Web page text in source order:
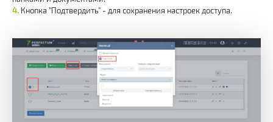
Кнопка "Подтвердить" - для сохранения настроек доступа.